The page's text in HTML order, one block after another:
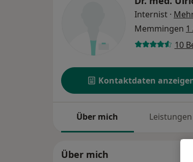
Internist ·
Memmingen 1
10
Kontaktdaten
Über mich Leistungen
Über mich